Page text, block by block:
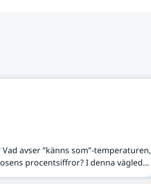
avser ”känns som”-temperaturen,
procentsiffror? I denna vägled...